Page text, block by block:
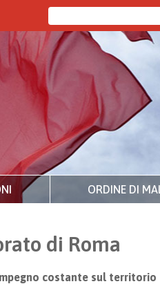
ORDINE DI
di Roma
costante sul territorio